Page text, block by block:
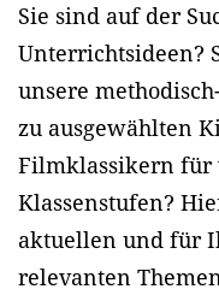
Sie sind auf der
Unterrichtsideen?
unsere
zu ausgewählten
Filmklassikern für
Klassenstufen?
aktuellen und für
relevanten